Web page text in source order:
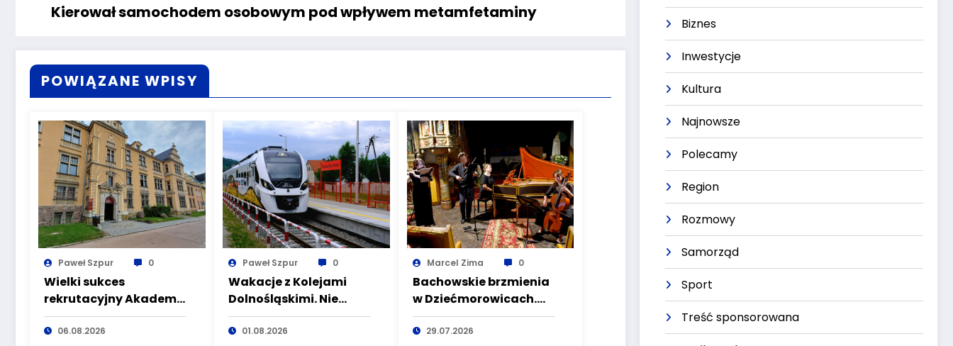
Kierował samochodem osobowym pod wpływem metamfetaminy
POWIĄZANE WPISY
Paweł Szpur 0
Wielki sukces
rekrutacyjny Akademii
Nauk Stosowanych
Angelusa Silesiusa!
06.08.2026
Paweł Szpur 0
Wakacje z Kolejami
Dolnośląskimi. Nie
tylko komfort, ale i
atrakcyjne kierunki
01.08.2026
Marcel Zima 0
Bachowskie brzmienia
w Dziećmorowicach.
Cohaere Ensemble
zachwycił publiczność
29.07.2026
Biznes
Inwestycje
Kultura
Najnowsze
Polecamy
Region
Rozmowy
Samorząd
Sport
Treść sponsorowana